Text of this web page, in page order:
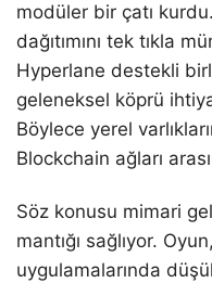
modüler bir çatı
dağıtımını tek tıkla
Hyperlane destekli
geleneksel köprü
Böylece yerel
Blockchain ağları
Söz konusu mimari
mantığı sağlıyor.
uygulamalarında